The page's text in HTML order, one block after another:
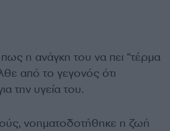
η ανάγκη του να πει “τέρμα
από το γεγονός ότι
την υγεία του.
νοηματοδοτήθηκε η ζωή